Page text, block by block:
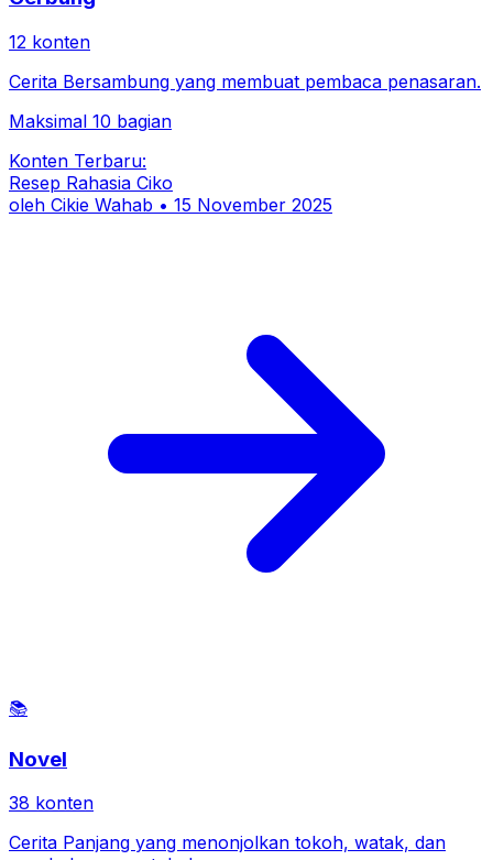
12 konten
Cerita Bersambung yang membuat pembaca penasaran.
Maksimal 10 bagian
Konten Terbaru:
Resep Rahasia Ciko
oleh Cikie Wahab • 15 November 2025
📚
Novel
38 konten
Cerita Panjang yang menonjolkan tokoh, watak, dan